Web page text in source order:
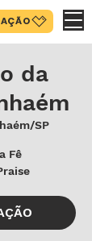
da
SP
Fê